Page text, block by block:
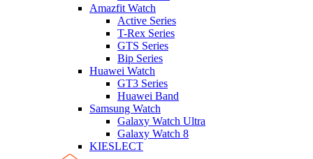
Amazfit Watch
Active Series
T-Rex Series
GTS Series
Bip Series
Huawei Watch
GT3 Series
Huawei Band
Samsung Watch
Galaxy Watch Ultra
Galaxy Watch 8
KIESLECT